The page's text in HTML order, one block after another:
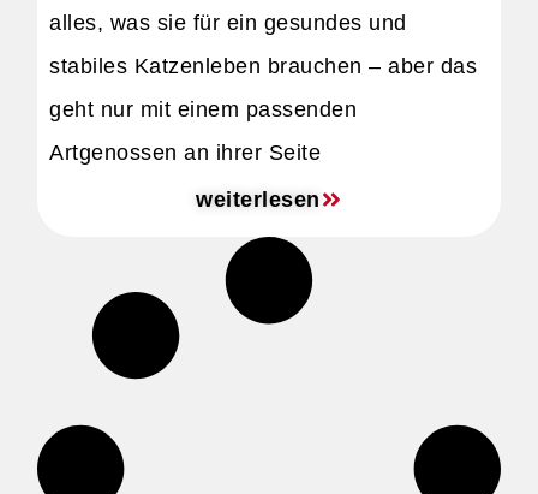
alles, was sie für ein gesundes und
stabiles Katzenleben brauchen – aber das
geht nur mit einem passenden
Artgenossen an ihrer Seite
weiterlesen